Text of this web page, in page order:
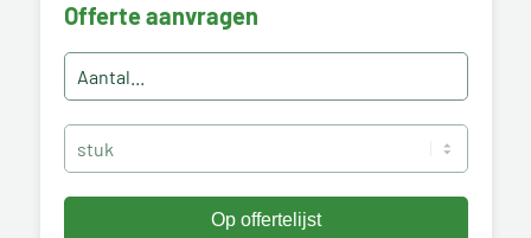
Offerte aanvragen